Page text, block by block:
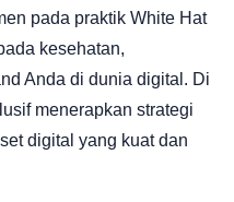
pada praktik White Hat
kesehatan,
Anda di dunia digital. Di
menerapkan strategi
digital yang kuat dan